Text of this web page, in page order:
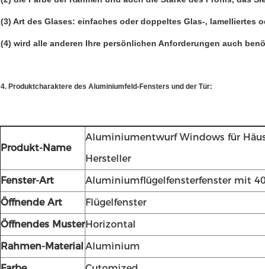
(3) Art des Glases: einfaches oder doppeltes Glas-, lamelliertes
(4) wird alle anderen Ihre persönlichen Anforderungen auch
4. Produktcharaktere des Aluminiumfeld-Fensters und der Tür:
Produkt-Name
Aluminiumentwurf Windows für
Hersteller
Fenster-Art
Aluminiumflügelfensterfenster mit
Öffnende Art
Flügelfenster
Öffnendes MusterHorizontal
Rahmen-Material Aluminium